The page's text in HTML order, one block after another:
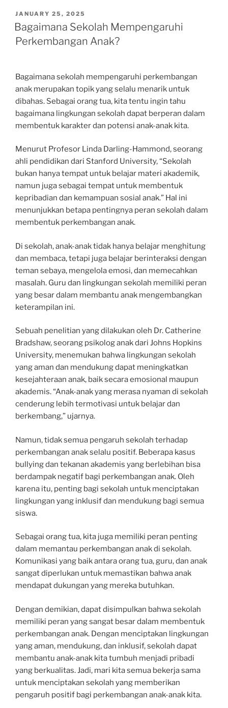
POSTED
ON
JANUARY 25, 2025
Bagaimana Sekolah Mempengaruhi
Perkembangan Anak?
Bagaimana sekolah mempengaruhi perkembangan
anak merupakan topik yang selalu menarik untuk
dibahas. Sebagai orang tua, kita tentu ingin tahu
bagaimana lingkungan sekolah dapat berperan dalam
membentuk karakter dan potensi anak-anak kita.
Menurut Profesor Linda Darling-Hammond, seorang
ahli pendidikan dari Stanford University, “Sekolah
bukan hanya tempat untuk belajar materi akademik,
namun juga sebagai tempat untuk membentuk
kepribadian dan kemampuan sosial anak.” Hal ini
menunjukkan betapa pentingnya peran sekolah dalam
membentuk perkembangan anak.
Di sekolah, anak-anak tidak hanya belajar menghitung
dan membaca, tetapi juga belajar berinteraksi dengan
teman sebaya, mengelola emosi, dan memecahkan
masalah. Guru dan lingkungan sekolah memiliki peran
yang besar dalam membantu anak mengembangkan
keterampilan ini.
Sebuah penelitian yang dilakukan oleh Dr. Catherine
Bradshaw, seorang psikolog anak dari Johns Hopkins
University, menemukan bahwa lingkungan sekolah
yang aman dan mendukung dapat meningkatkan
kesejahteraan anak, baik secara emosional maupun
akademis. “Anak-anak yang merasa nyaman di sekolah
cenderung lebih termotivasi untuk belajar dan
berkembang,” ujarnya.
Namun, tidak semua pengaruh sekolah terhadap
perkembangan anak selalu positif. Beberapa kasus
bullying dan tekanan akademis yang berlebihan bisa
berdampak negatif bagi perkembangan anak. Oleh
karena itu, penting bagi sekolah untuk menciptakan
lingkungan yang inklusif dan mendukung bagi semua
siswa.
Sebagai orang tua, kita juga memiliki peran penting
dalam memantau perkembangan anak di sekolah.
Komunikasi yang baik antara orang tua, guru, dan anak
sangat diperlukan untuk memastikan bahwa anak
mendapat dukungan yang mereka butuhkan.
Dengan demikian, dapat disimpulkan bahwa sekolah
memiliki peran yang sangat besar dalam membentuk
perkembangan anak. Dengan menciptakan lingkungan
yang aman, mendukung, dan inklusif, sekolah dapat
membantu anak-anak kita tumbuh menjadi pribadi
yang berkualitas. Jadi, mari kita semua bekerja sama
untuk menciptakan sekolah yang memberikan
pengaruh positif bagi perkembangan anak-anak kita.